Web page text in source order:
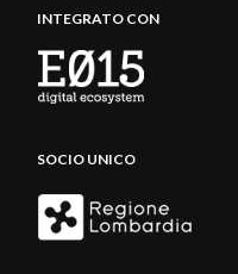
INTEGRATO CON
SOCIO UNICO